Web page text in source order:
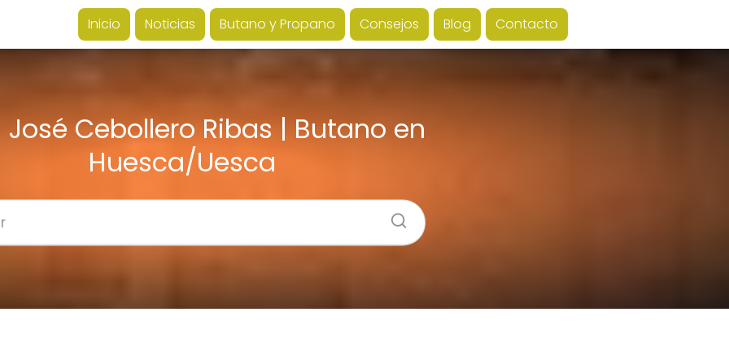
Inicio Noticias Butano y Propano Consejos Blog Contacto
Cebollero Ribas | Butano en
Huesca/Uesca